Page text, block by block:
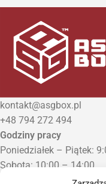
kontakt@asgbox.pl
+48 794 272 494
Godziny pracy
Poniedziałek – Piątek:
Sobota: 10:00 – 14:00
Niedziela: Zamknięte